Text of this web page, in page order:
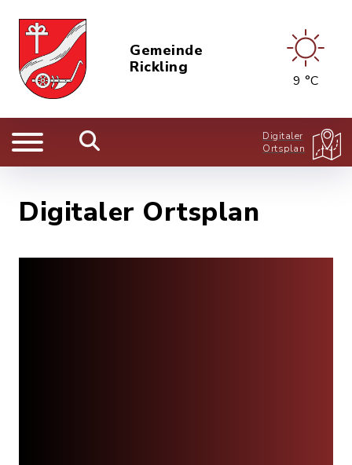
Gemeinde
Rickling
9 °C
Digitaler
Ortsplan
Digitaler Ortsplan